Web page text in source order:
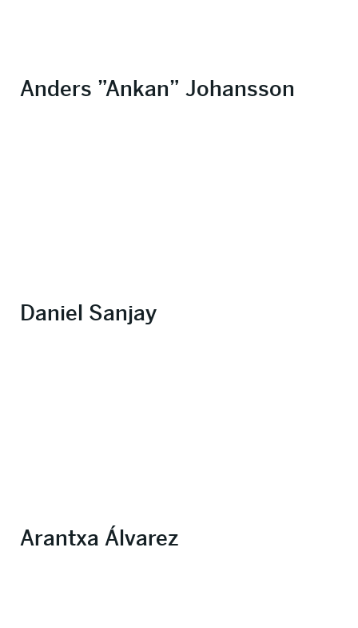
Anders ”Ankan” Johansson
Daniel Sanjay
Arantxa Álvarez